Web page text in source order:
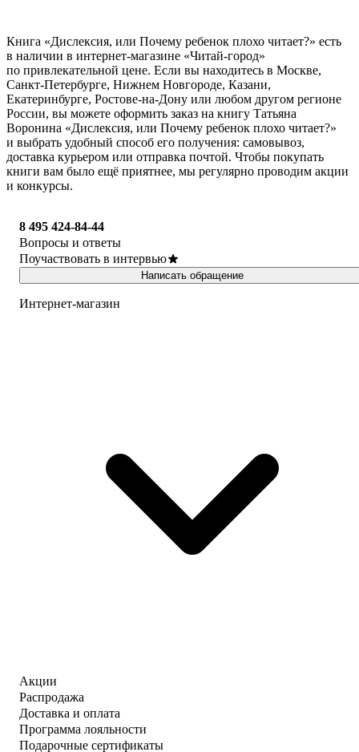
Книга «Дислексия, или Почему ребенок плохо читает?» есть
в наличии в интернет-магазине «Читай-город»
по привлекательной цене. Если вы находитесь в Москве,
Санкт-Петербурге, Нижнем Новгороде, Казани,
Екатеринбурге, Ростове-на-Дону или любом другом регионе
России, вы можете оформить заказ на книгу Татьяна
Воронина «Дислексия, или Почему ребенок плохо читает?»
и выбрать удобный способ его получения: самовывоз,
доставка курьером или отправка почтой. Чтобы покупать
книги вам было ещё приятнее, мы регулярно проводим акции
и конкурсы.
8 495 424-84-44
Вопросы и ответы
Поучаствовать в интервью
Написать обращение
Интернет-магазин
Акции
Распродажа
Доставка и оплата
Программа лояльности
Подарочные сертификаты